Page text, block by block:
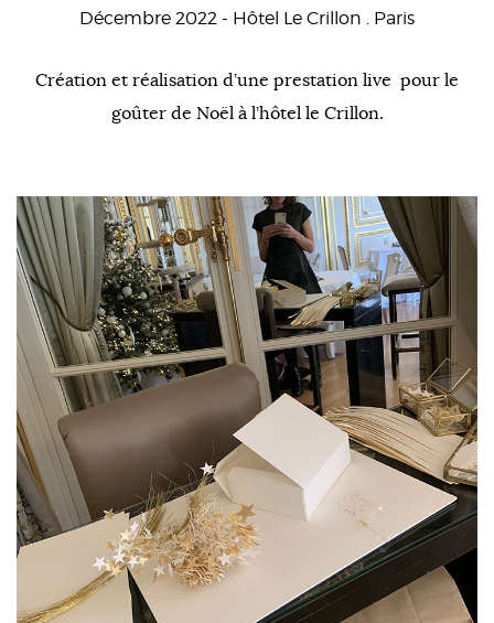
Décembre 2022 - Hôtel Le Crillon . Paris
Création et réalisation d’une prestation live pour le
goûter de Noël à l’hôtel le Crillon.